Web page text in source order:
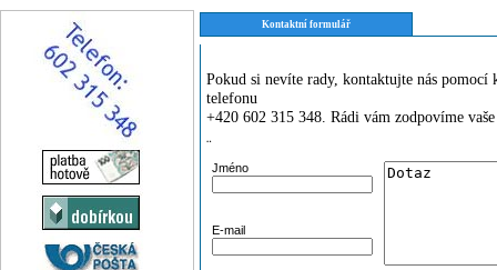
Kontaktní formulář
Pokud si nevíte rady, kontaktujte nás
telefonu
+420 602 315 348. Rádi vám zodpovíme
¨
Jméno
E-mail